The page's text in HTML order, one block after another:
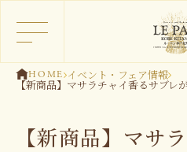
HOME イベント・フェア情報
【新商品】マサラチャイ香るサブレ
【新商品】マサ